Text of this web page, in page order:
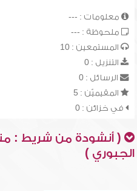
معلومات : ---
ملحوظة : ---
المستمعين : 10
التنزيل : 0
الرسائل : 0
المقيميّن : 5
في خزائن : 0
( أنشودة من شريط :
الجبوري )